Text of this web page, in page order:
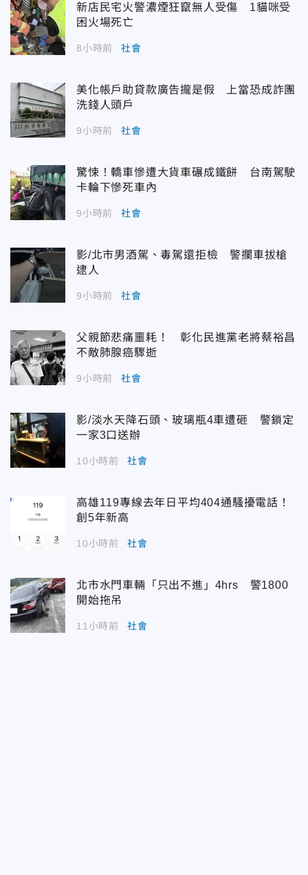
新店民宅火警濃煙狂竄無人受傷 1貓咪受
困火場死亡
8小時前 社會
美化帳戶助貸款廣告攏是假 上當恐成詐團
洗錢人頭戶
9小時前 社會
驚悚！轎車慘遭大貨車碾成鐵餅 台南駕駛
卡輪下慘死車內
9小時前 社會
影/北市男酒駕、毒駕還拒檢 警攔車拔槍
逮人
9小時前 社會
父親節悲痛噩耗！ 彰化民進黨老將蔡裕昌
不敵肺腺癌驟逝
9小時前 社會
影/淡水天降石頭、玻璃瓶4車遭砸 警鎖定
一家3口送辦
10小時前 社會
高雄119專線去年日平均404通騷擾電話！
創5年新高
10小時前 社會
北市水門車輛「只出不進」4hrs 警1800
開始拖吊
11小時前 社會